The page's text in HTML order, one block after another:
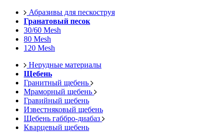
Абразивы для пескоструя
Гранатовый песок
30/60 Mesh
80 Mesh
120 Mesh
Нерудные материалы
Щебень
Гранитный щебень
Мраморный щебень
Гравийный щебень
Известняковый щебень
Щебень габбро-диабаз
Кварцевый щебень